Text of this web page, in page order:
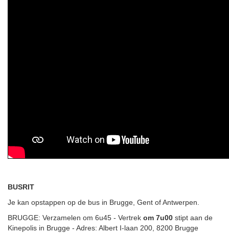
BUSRIT
Je kan opstappen op de bus in Brugge, Gent of Antwerpen.
BRUGGE: Verzamelen om 6u45 - Vertrek om 7u00 stipt aan de
Kinepolis in Brugge - Adres: Albert I-laan 200, 8200 Brugge